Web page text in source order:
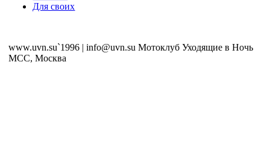
Для своих
www.uvn.su`1996 | info@uvn.su Мотоклуб Уходящие в Ночь
MCC, Москва